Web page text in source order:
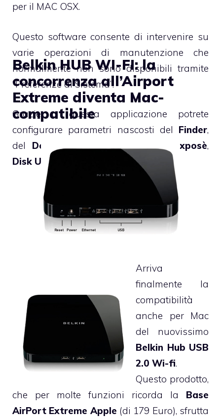
per il MAC OSX.
Questo software consente di intervenire su
varie operazioni di manutenzione che
normalmente non sono disponibili tramite
“Preferenze di Sistema”.
Grazie a questa applicazione potrete
configurare parametri nascosti del Finder,
del Dock , diSafari,Dashboard Exposè,
Disk Utility
e di tanti altri applicativi.
Belkin HUB WI-FI: la
concorrenza all’Airport
Extreme diventa Mac-
compatibile
Arriva
finalmente la
compatibilità
anche per Mac
del nuovissimo
Belkin Hub USB
2.0 Wi-fi.
Questo prodotto,
che per molte funzioni ricorda la Base
AirPort Extreme Apple (di 179 Euro), sfrutta